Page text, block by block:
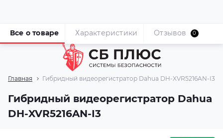
Главная Гибридный видеорегистратор Dahua DH-XVR5216AN-I3
Гибридный видеорегистратор Dahua
DH-XVR5216AN-I3
Все о товаре Характеристики Отзывов 0